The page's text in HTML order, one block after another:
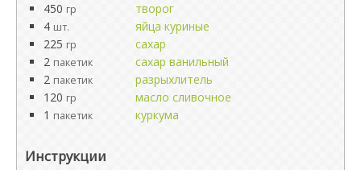
450 гр
творог
4 шт.
яйца куриные
225 гр
сахар
2 пакетик
сахар ванильный
2 пакетик
разрыхлитель
120 гр
масло сливочное
1 пакетик куркума
Инструкции